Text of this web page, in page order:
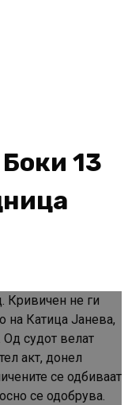
13
Кривичен не ги
на Катица Јанева,
судот велат
акт, донел
се одбиваат
се одобрува.